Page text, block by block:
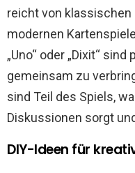
reicht von
modernen
„Uno“ oder „Dixit“
gemeinsam zu
sind Teil des Spiels,
Diskussionen sorgt
DIY-Ideen für